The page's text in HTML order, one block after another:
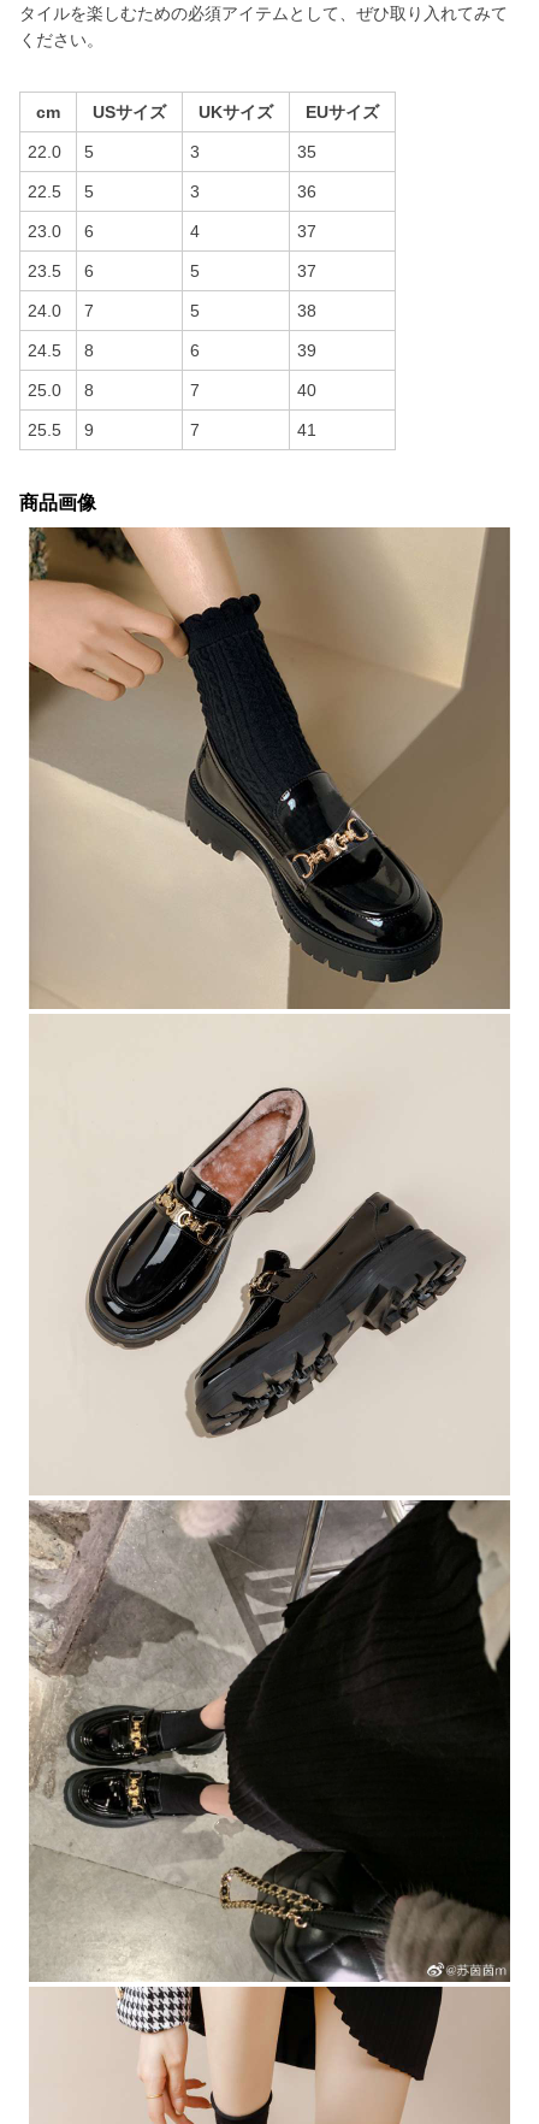
タイルを楽しむための必須アイテムとして、ぜひ取り入れてみて
ください。
cm USサイズ UKサイズ EUサイズ
22.0 5 3 35
22.5 5 3 36
23.0 6 4 37
23.5 6 5 37
24.0 7 5 38
24.5 8 6 39
25.0 8 7 40
25.5 9 7 41
商品画像